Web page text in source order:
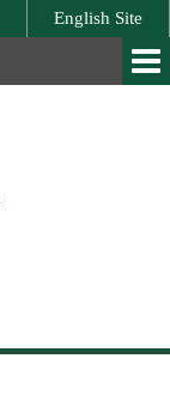
English Site